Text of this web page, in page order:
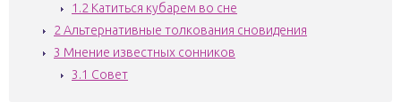
1.2 Катиться кубарем во сне
2 Альтернативные толкования сновидения
3 Мнение известных сонников
3.1 Совет